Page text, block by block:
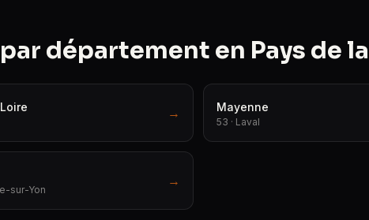
département en Pays de
→ Mayenne
53 · Laval
sur-Yon
→